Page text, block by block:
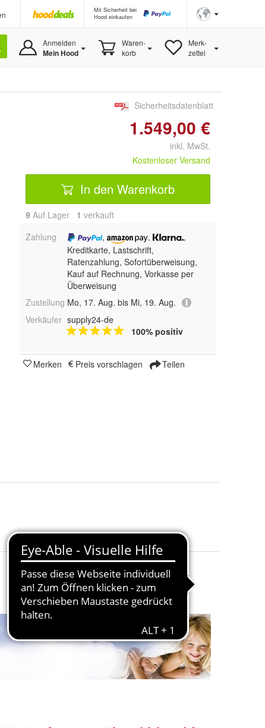
Mit Sicherheit bei
Hood einkaufen
Anmelden
Mein Hood
Waren-
korb
Merk-
zettel
Sicherheitsdatenblatt
1.549,00 €
inkl. MwSt.
Kostenloser Versand
In den Warenkorb
9 Auf Lager 1 verkauft
Zahlung
, ,
,
Kreditkarte, Lastschrift,
Ratenzahlung, Sofortüberweisung,
Kauf auf Rechnung, Vorkasse per
Überweisung
Zustellung Mo, 17. Aug. bis Mi, 19. Aug.
Verkäufer supply24-de
100% positiv
Merken Preis vorschlagen Teilen